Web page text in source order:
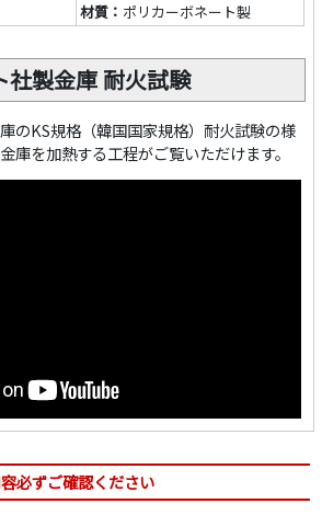
材質： ポリカーボネート製
社製金庫 耐火試験
のKS規格（韓国国家規格）耐火試験の様
庫を加熱する工程がご覧いただけます。
必ずご確認ください